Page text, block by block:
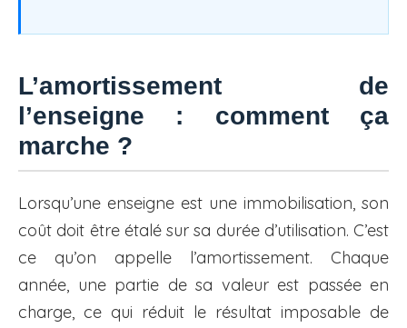
L’amortissement de
l’enseigne : comment ça
marche ?
Lorsqu’une enseigne est une immobilisation, son
coût doit être étalé sur sa durée d’utilisation. C’est
ce qu’on appelle l’amortissement. Chaque
année, une partie de sa valeur est passée en
charge, ce qui réduit le résultat imposable de